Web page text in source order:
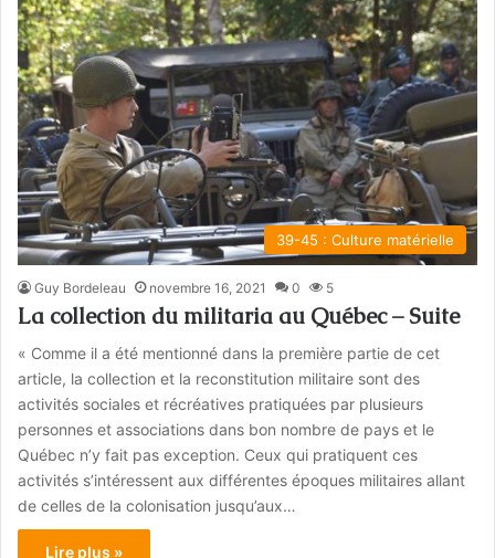
39-45 : Culture matérielle
Guy Bordeleau novembre 16, 2021 0 5
La collection du militaria au Québec – Suite
« Comme il a été mentionné dans la première partie de cet
article, la collection et la reconstitution militaire sont des
activités sociales et récréatives pratiquées par plusieurs
personnes et associations dans bon nombre de pays et le
Québec n’y fait pas exception. Ceux qui pratiquent ces
activités s’intéressent aux différentes époques militaires allant
de celles de la colonisation jusqu’aux…
Lire plus »